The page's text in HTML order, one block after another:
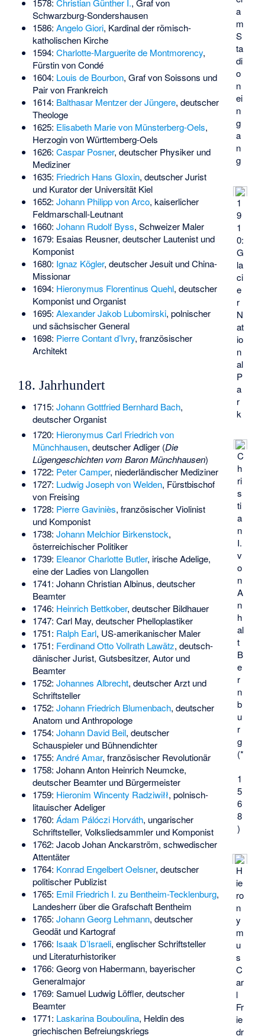
a
m
S
ta
di
o
n
ei
n
g
a
n
g
1
9
1
0:
G
la
ci
e
r
N
at
io
n
al
P
a
r
k
C
h
ri
s
ti
a
n
I.
v
o
n
A
n
h
al
t
B
e
r
n
b
u
r
g
(*
1
5
6
8
)
1578: Christian Günther I., Graf von
Schwarzburg-Sondershausen
1586: Angelo Giori, Kardinal der römisch-
katholischen Kirche
1594: Charlotte-Marguerite de Montmorency,
Fürstin von Condé
1604: Louis de Bourbon, Graf von Soissons und
Pair von Frankreich
1614: Balthasar Mentzer der Jüngere, deutscher
Theologe
1625: Elisabeth Marie von Münsterberg-Oels,
Herzogin von Württemberg-Oels
1626: Caspar Posner, deutscher Physiker und
Mediziner
1635: Friedrich Hans Gloxin, deutscher Jurist
und Kurator der Universität Kiel
1652: Johann Philipp von Arco, kaiserlicher
Feldmarschall-Leutnant
1660: Johann Rudolf Byss, Schweizer Maler
1679: Esaias Reusner, deutscher Lautenist und
Komponist
1680: Ignaz Kögler, deutscher Jesuit und China-
Missionar
1694: Hieronymus Florentinus Quehl, deutscher
Komponist und Organist
1695: Alexander Jakob Lubomirski, polnischer
und sächsischer General
1698: Pierre Contant d’Ivry, französischer
Architekt
18. Jahrhundert
1715: Johann Gottfried Bernhard Bach,
deutscher Organist
H
ie
ro
n
y
m
u
s
C
ar
l
Fr
ie
dr
1720: Hieronymus Carl Friedrich von
Münchhausen, deutscher Adliger (Die
Lügengeschichten vom Baron Münchhausen)
1722: Peter Camper, niederländischer Mediziner
1727: Ludwig Joseph von Welden, Fürstbischof
von Freising
1728: Pierre Gaviniès, französischer Violinist
und Komponist
1738: Johann Melchior Birkenstock,
österreichischer Politiker
1739: Eleanor Charlotte Butler, irische Adelige,
eine der Ladies von Llangollen
1741: Johann Christian Albinus, deutscher
Beamter
1746: Heinrich Bettkober, deutscher Bildhauer
1747: Carl May, deutscher Phelloplastiker
1751: Ralph Earl, US-amerikanischer Maler
1751: Ferdinand Otto Vollrath Lawätz, deutsch-
dänischer Jurist, Gutsbesitzer, Autor und
Beamter
1752: Johannes Albrecht, deutscher Arzt und
Schriftsteller
1752: Johann Friedrich Blumenbach, deutscher
Anatom und Anthropologe
1754: Johann David Beil, deutscher
Schauspieler und Bühnendichter
1755: André Amar, französischer Revolutionär
1758: Johann Anton Heinrich Neumcke,
deutscher Beamter und Bürgermeister
1759: Hieronim Wincenty Radziwiłł, polnisch-
litauischer Adeliger
1760: Ádam Pálóczi Horváth, ungarischer
Schriftsteller, Volksliedsammler und Komponist
1762: Jacob Johan Anckarström, schwedischer
Attentäter
1764: Konrad Engelbert Oelsner, deutscher
politischer Publizist
1765: Emil Friedrich I. zu Bentheim-Tecklenburg,
Landesherr über die Grafschaft Bentheim
1765: Johann Georg Lehmann, deutscher
Geodät und Kartograf
1766: Isaak D’Israeli, englischer Schriftsteller
und Literaturhistoriker
1766: Georg von Habermann, bayerischer
Generalmajor
1769: Samuel Ludwig Löffler, deutscher
Beamter
1771: Laskarina Bouboulina, Heldin des
griechischen Befreiungskriegs